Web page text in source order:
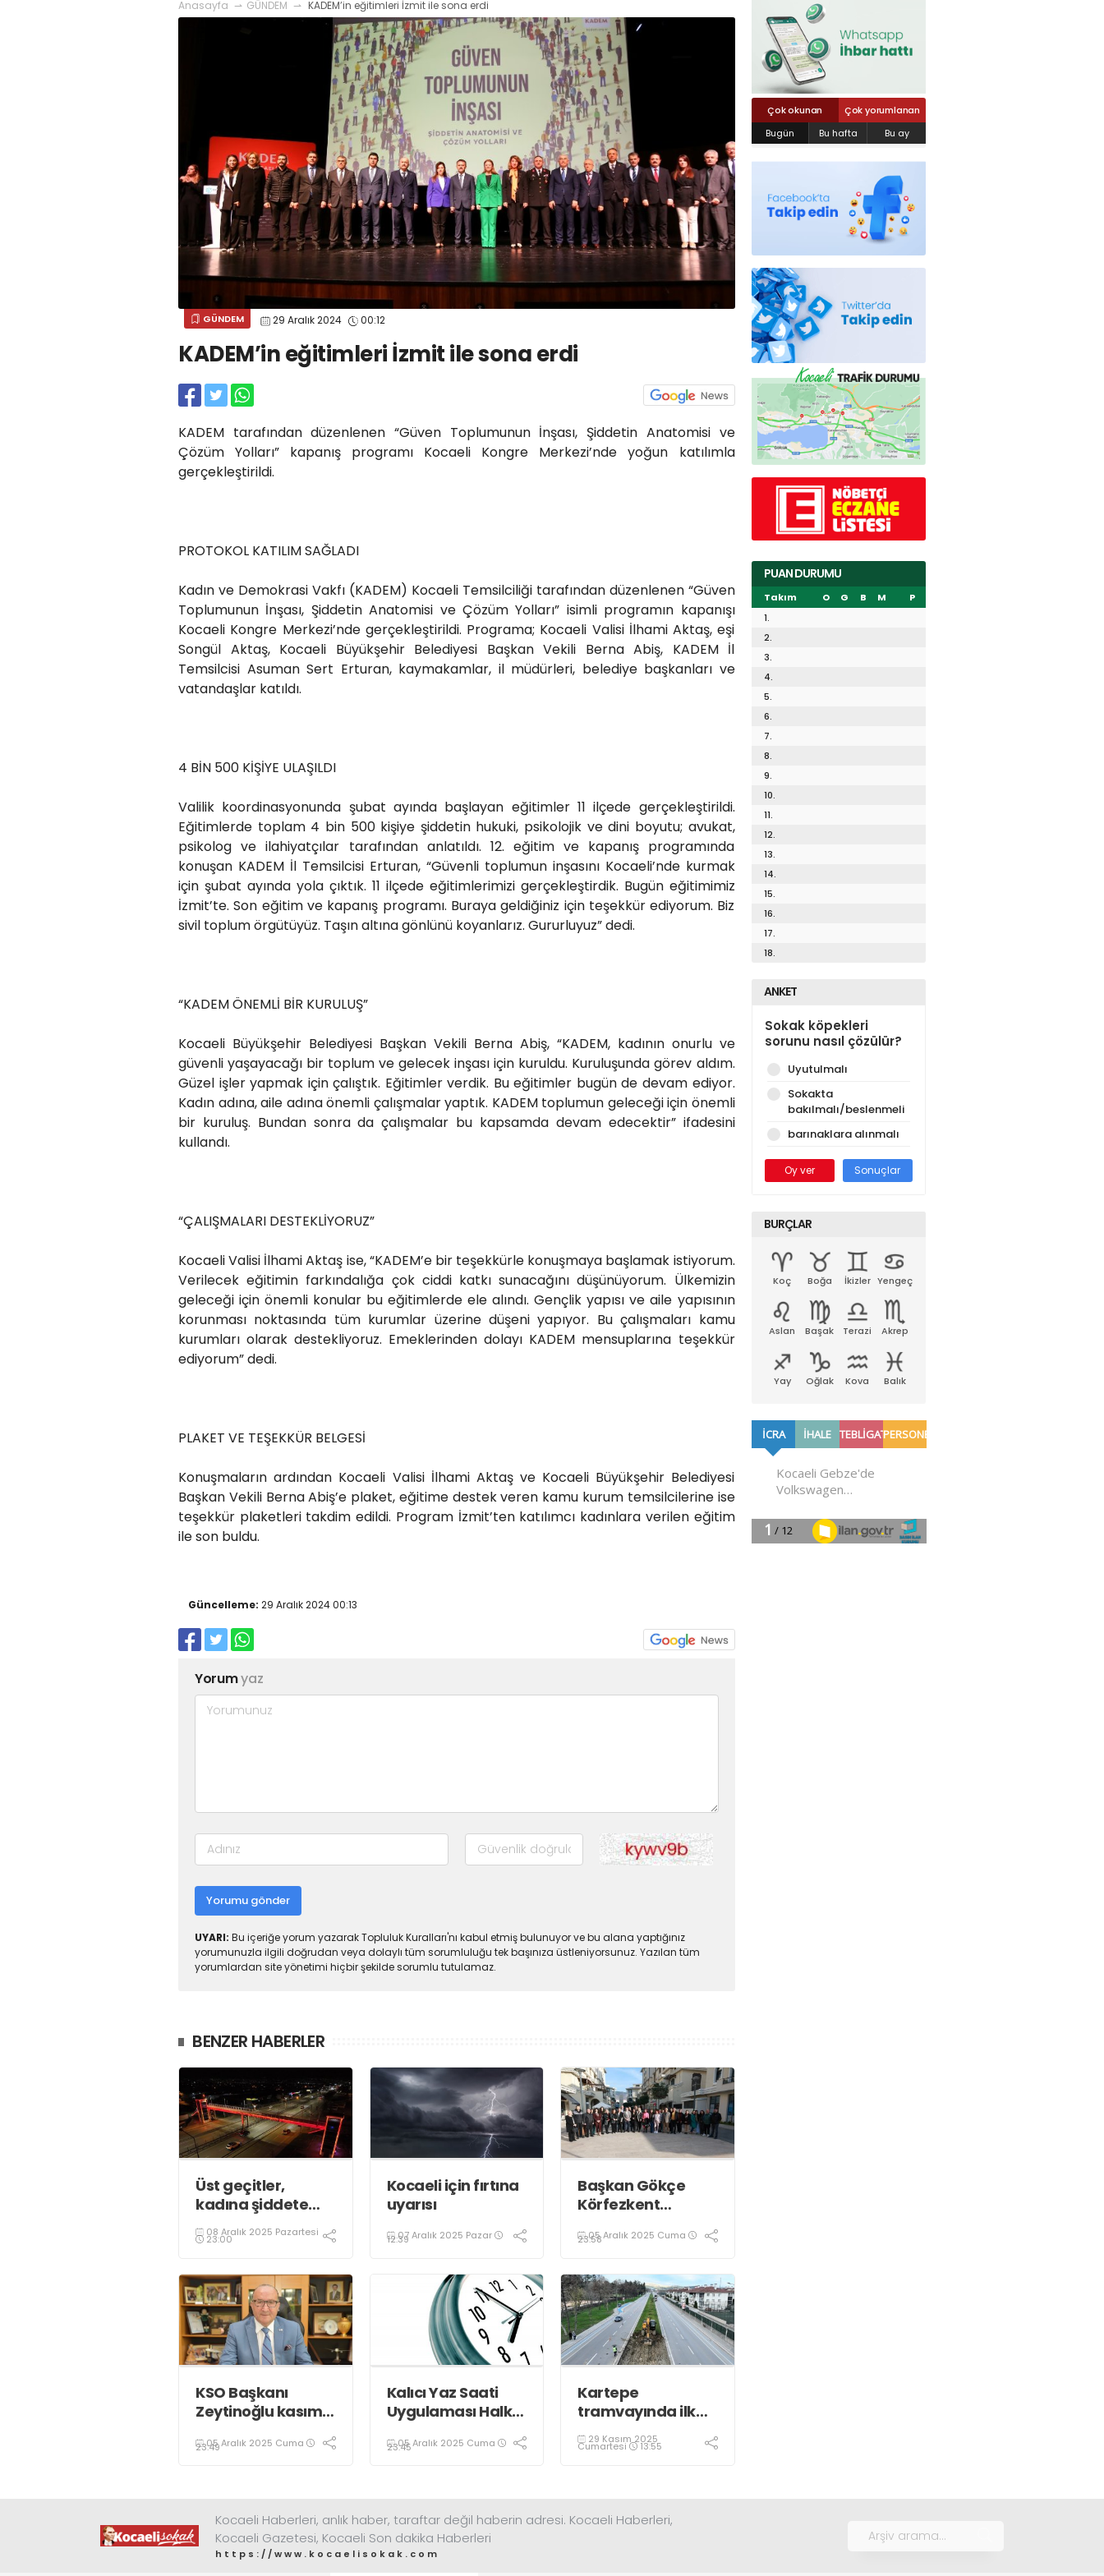
Anasayfa GÜNDEM KADEM’in eğitimleri İzmit ile sona erdi
GÜNDEM 29 Aralık 2024 00:12
KADEM’in eğitimleri İzmit ile sona erdi
KADEM tarafından düzenlenen “Güven Toplumunun İnşası, Şiddetin Anatomisi ve
Çözüm Yolları” kapanış programı Kocaeli Kongre Merkezi’nde yoğun katılımla
gerçekleştirildi.
PROTOKOL KATILIM SAĞLADI
Kadın ve Demokrasi Vakfı (KADEM) Kocaeli Temsilciliği tarafından düzenlenen “Güven
Toplumunun İnşası, Şiddetin Anatomisi ve Çözüm Yolları” isimli programın kapanışı
Kocaeli Kongre Merkezi’nde gerçekleştirildi. Programa; Kocaeli Valisi İlhami Aktaş, eşi
Songül Aktaş, Kocaeli Büyükşehir Belediyesi Başkan Vekili Berna Abiş, KADEM İl
Temsilcisi Asuman Sert Erturan, kaymakamlar, il müdürleri, belediye başkanları ve
vatandaşlar katıldı.
4 BİN 500 KİŞİYE ULAŞILDI
Valilik koordinasyonunda şubat ayında başlayan eğitimler 11 ilçede gerçekleştirildi.
Eğitimlerde toplam 4 bin 500 kişiye şiddetin hukuki, psikolojik ve dini boyutu; avukat,
psikolog ve ilahiyatçılar tarafından anlatıldı. 12. eğitim ve kapanış programında
konuşan KADEM İl Temsilcisi Erturan, “Güvenli toplumun inşasını Kocaeli’nde kurmak
için şubat ayında yola çıktık. 11 ilçede eğitimlerimizi gerçekleştirdik. Bugün eğitimimiz
İzmit’te. Son eğitim ve kapanış programı. Buraya geldiğiniz için teşekkür ediyorum. Biz
sivil toplum örgütüyüz. Taşın altına gönlünü koyanlarız. Gururluyuz” dedi.
“KADEM ÖNEMLİ BİR KURULUŞ”
Kocaeli Büyükşehir Belediyesi Başkan Vekili Berna Abiş, “KADEM, kadının onurlu ve
güvenli yaşayacağı bir toplum ve gelecek inşası için kuruldu. Kuruluşunda görev aldım.
Güzel işler yapmak için çalıştık. Eğitimler verdik. Bu eğitimler bugün de devam ediyor.
Kadın adına, aile adına önemli çalışmalar yaptık. KADEM toplumun geleceği için önemli
bir kuruluş. Bundan sonra da çalışmalar bu kapsamda devam edecektir” ifadesini
kullandı.
“ÇALIŞMALARI DESTEKLİYORUZ”
Kocaeli Valisi İlhami Aktaş ise, “KADEM’e bir teşekkürle konuşmaya başlamak istiyorum.
Verilecek eğitimin farkındalığa çok ciddi katkı sunacağını düşünüyorum. Ülkemizin
geleceği için önemli konular bu eğitimlerde ele alındı. Gençlik yapısı ve aile yapısının
korunması noktasında tüm kurumlar üzerine düşeni yapıyor. Bu çalışmaları kamu
kurumları olarak destekliyoruz. Emeklerinden dolayı KADEM mensuplarına teşekkür
ediyorum” dedi.
PLAKET VE TEŞEKKÜR BELGESİ
Konuşmaların ardından Kocaeli Valisi İlhami Aktaş ve Kocaeli Büyükşehir Belediyesi
Başkan Vekili Berna Abiş’e plaket, eğitime destek veren kamu kurum temsilcilerine ise
teşekkür plaketleri takdim edildi. Program İzmit’ten katılımcı kadınlara verilen eğitim
ile son buldu.
Güncelleme: 29 Aralık 2024 00:13
Yorumyaz
Yorumu gönder
UYARI: Bu içeriğe yorum yazarak Topluluk Kuralları'nı kabul etmiş bulunuyor ve bu alana yaptığınız
yorumunuzla ilgili doğrudan veya dolaylı tüm sorumluluğu tek başınıza üstleniyorsunuz. Yazılan tüm
yorumlardan site yönetimi hiçbir şekilde sorumlu tutulamaz.
BENZER HABERLER
Üst geçitler,
kadına şiddete
karşı “turuncu”
renkle aydınlatıldı;
08 Aralık 2025 Pazartesi
23:00
Kocaeli için fırtına
uyarısı
07 Aralık 2025 Pazar
12:39
Başkan Gökçe
Körfezkent
Oldu
05 Aralık 2025 Cuma
23:58
KSO Başkanı
Zeytinoğlu kasım
verilerini
05 Aralık 2025 Cuma
23:49
Kalıcı Yaz Saati
Uygulaması Halkın
Ediyor!
05 Aralık 2025 Cuma
23:45
Kartepe
tramvayında ilk
kepçe vuruldu
29 Kasım 2025
Cumartesi 13:55
Çok okunan
Çok yorumlanan
Bugün
Bu hafta Bu ay
PUAN DURUMU
Takım O G B M
P
1.
2.
3.
4.
5.
6.
7.
8.
9.
10.
11.
12.
13.
14.
15.
16.
17.
18.
ANKET
Sokak köpekleri
sorunu nasıl çözülür?
Uyutulmalı
Sokakta
bakılmalı/beslenmeli
barınaklara alınmalı
Oy ver Sonuçlar
BURÇLAR
Koç Boğa İkizler Yengeç
Aslan Başak Terazi Akrep
Yay Oğlak Kova Balık
Kocaeli Haberleri, anlık haber, taraftar değil haberin adresi. Kocaeli Haberleri,
Kocaeli Gazetesi, Kocaeli Son dakika Haberleri
https://www.kocaelisokak.com
Yahya Kaptan Mahallesi Akkavaklar
Caddesi No:17/4 İzmit-KOCAELİ